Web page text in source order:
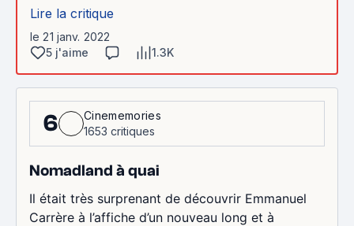
Lire la critique
le 21 janv. 2022
5 j'aime
1.3K
6
Cinememories
1653 critiques
Nomadland à quai
Il était très surprenant de découvrir Emmanuel
Carrère à l’affiche d’un nouveau long et à